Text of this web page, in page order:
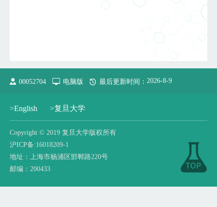
00052704 电脑版 最后更新时间： 2026-8-9
>English >复旦大学
​Copyright © 2019 复旦大学版权所有
沪ICP备:16018209-1
地址：上海市杨浦区邯郸路220号
邮编：200433